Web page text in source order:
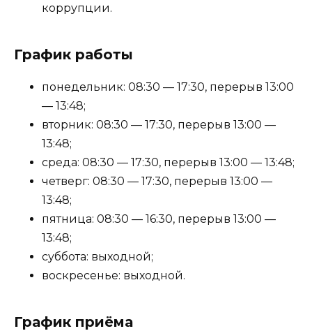
коррупции.
График работы
понедельник: 08:30 — 17:30, перерыв 13:00
— 13:48;
вторник: 08:30 — 17:30, перерыв 13:00 —
13:48;
среда: 08:30 — 17:30, перерыв 13:00 — 13:48;
четверг: 08:30 — 17:30, перерыв 13:00 —
13:48;
пятница: 08:30 — 16:30, перерыв 13:00 —
13:48;
суббота: выходной;
воскресенье: выходной.
График приёма